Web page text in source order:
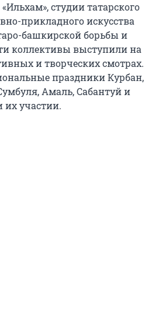
студии татарского
прикладного искусства
башкирской борьбы и
коллективы выступили на
и творческих смотрах.
праздники Курбан,
Амаль, Сабантуй и
их участии.